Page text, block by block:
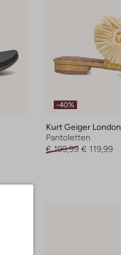
-40%
Kurt Geiger London
Pantoletten
€ 199,99 € 119,99